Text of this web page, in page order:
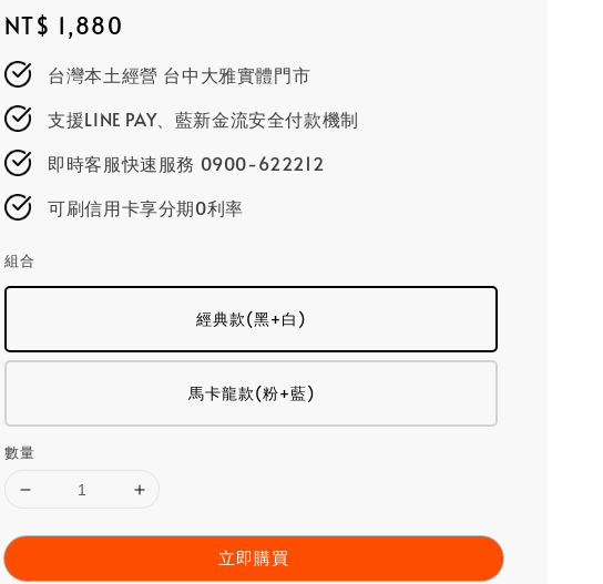
Regular
price
NT$ 1,880
台灣本土經營 台中大雅實體門市
支援LINE PAY、藍新金流安全付款機制
即時客服快速服務 0900-622212
可刷信用卡享分期0利率
組合
經典款(黑+白)
馬卡龍款(粉+藍)
數量
立即購買